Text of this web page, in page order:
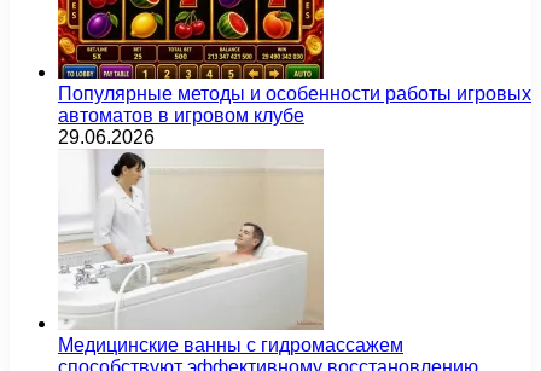
Популярные методы и особенности работы игровых
автоматов в игровом клубе
29.06.2026
Медицинские ванны с гидромассажем
способствуют эффективному восстановлению